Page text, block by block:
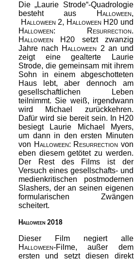
Die „Laurie Strode“-Quadrologie
besteht aus
Halloween,
Halloween 2, Halloween H20 und
Halloween: Resurrection.
Halloween H20 setzt zwanzig
Jahre nach Halloween 2an und
zeigt eine gealterte Laurie
Strode, die gemeinsam mit ihrem
Sohn in einem abgeschotteten
Haus lebt, aber dennoch am
gesellschaftlichen Leben
teilnimmt. Sie weiß, irgendwann
wird Michael zurückkehren.
Dafür wird sie bereit sein. In H20
besiegt Laurie Michael Myers,
um dann in den ersten Minuten
von Halloween: Resurrection von
eben diesem getötet zu werden.
Der Rest des Films ist der
Versuch eines gesellschafts- und
medienkritischen postmodernen
Slashers, der an seinen eigenen
formularischen Zwängen
scheitert.
Halloween 2018
Dieser Film negiert alle
Halloween-Filme, außer dem
ersten und setzt diesen direkt